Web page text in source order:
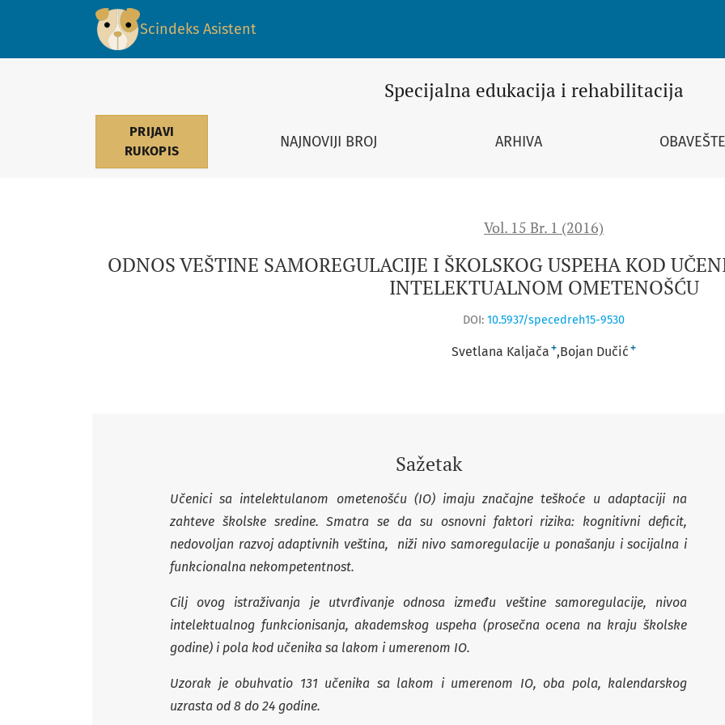
ODNOS VEŠTINE SAMOREGULACIJE I ŠKOLSKOG USPEHA KOD UČENIKA SA LAKOM I UMERENOM
Scindeks Asistent
Specijalna edukacija i rehabilitacija
PRIJAVI
RUKOPIS
NAJNOVIJI BROJ ARHIVA
Vol. 15 Br. 1 (2016)
ODNOS VEŠTINE SAMOREGULACIJE I ŠKOLSKOG USPEHA KOD
INTELEKTUALNOM OMETENOŠĆU
DOI: 10.5937/specedreh15-9530
Svetlana Kaljača + Bojan Dučić +
Sažetak
Učenici sa intelektulanom ometenošću (IO) imaju značajne teškoće u adaptaciji na
zahteve školske sredine. Smatra se da su osnovni faktori rizika: kognitivni deficit,
nedovoljan razvoj adaptivnih veština, niži nivo samoregulacije u ponašanju i socijalna i
funkcionalna nekompetentnost.
Cilj ovog istraživanja je utvrđivanje odnosa između veštine samoregulacije, nivoa
intelektualnog funkcionisanja, akademskog uspeha (prosečna ocena na kraju školske
godine) i pola kod učenika sa lakom i umerenom IO.
Uzorak je obuhvatio 131 učenika sa lakom i umerenom IO, oba pola, kalendarskog
uzrasta od 8 do 24 godine.